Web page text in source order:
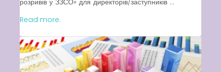
розривів у ЗЗСО» для директорів/заступників ...
Read more.